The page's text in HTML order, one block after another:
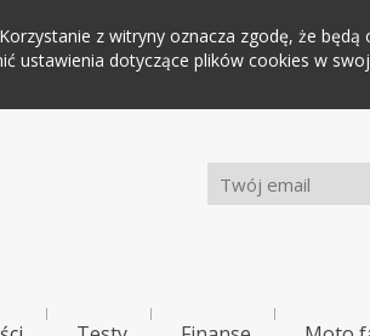
z witryny oznacza zgodę, że
ustawienia dotyczące plików cookies w